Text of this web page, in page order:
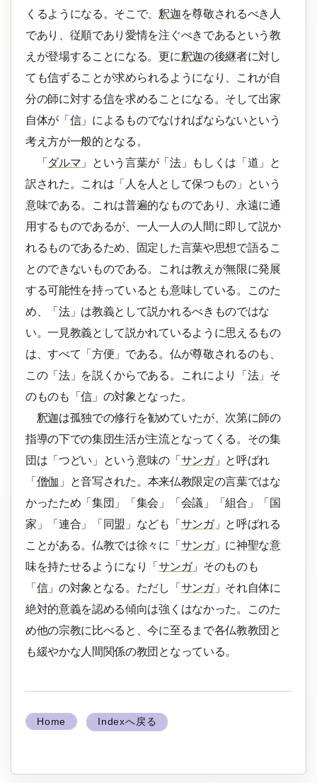
くるようになる。そこで、 釈迦を尊敬されるべき人
であり、従順であり愛情を注ぐべきであるという教
えが登場することになる。更に釈迦の後継者に対し
ても信ずることが求められるようになり、これが自
分の師に対する信を求めることになる。そして出家
自体が「 信」によるものでなければならないという
考え方が一般的となる。
「 ダルマ 」という言葉が「 法」もしくは「道」と
訳された。これは「人を人として保つもの」という
意味である。これは普遍的なものであり、永遠に通
用するものであるが、一人一人の人間に即して説か
れるものであるため、固定した言葉や思想で語るこ
とのできないものである。これは教えが無限に発展
する可能性を持っているとも意味している。このた
め、「法」は教義として説かれるべきものではな
い。一見教義として説かれているように思えるもの
は、すべて「方便」である。仏が尊敬されるのも、
この「法」を説くからである。これにより「 法」そ
のものも「信 」の対象となった。
釈迦は孤独での修行を勧めていたが、次第に師の
指導の下での集団生活が主流となってくる。その集
団は「つどい」という意味の「 サンガ」と呼ばれ
「 僧伽 」と音写された。本来仏教限定の言葉ではな
かったため「集団」「集会」「会議」「組合」「国
家」「連合」「同盟」なども「 サンガ」と呼ばれる
ことがある。仏教では徐々に「 サンガ」に神聖な意
味を持たせるようになり「サンガ」そのものも
「 信」の対象となる。ただし「 サンガ」それ自体に
絶対的意義を認める傾向は強くはなかった。このた
め他の宗教に比べると、今に至るまで各仏教教団と
も緩やかな人間関係の教団となっている。
Home Indexへ戻る